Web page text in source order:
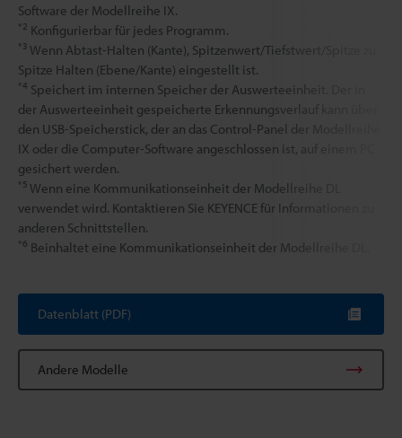
Software der Modellreihe IX.
*2 Konfigurierbar für jedes Programm.
*3 Wenn Abtast-Halten (Kante), Spitzenwert/Tiefstwert/Spitze zu
Spitze Halten (Ebene/Kante) eingestellt ist.
*4 Speichert im internen Speicher der Auswerteeinheit. Der in
der Auswerteeinheit gespeicherte Erkennungsverlauf kann über
den USB-Speicherstick, der an das Control-Panel der Modellreihe
IX oder die Computer-Software angeschlossen ist, auf einem PC
gesichert werden.
*5 Wenn eine Kommunikationseinheit der Modellreihe DL
verwendet wird. Kontaktieren Sie KEYENCE für Informationen zu
anderen Schnittstellen.
*6 Beinhaltet eine Kommunikationseinheit der Modellreihe DL.
Datenblatt (PDF)
Andere Modelle